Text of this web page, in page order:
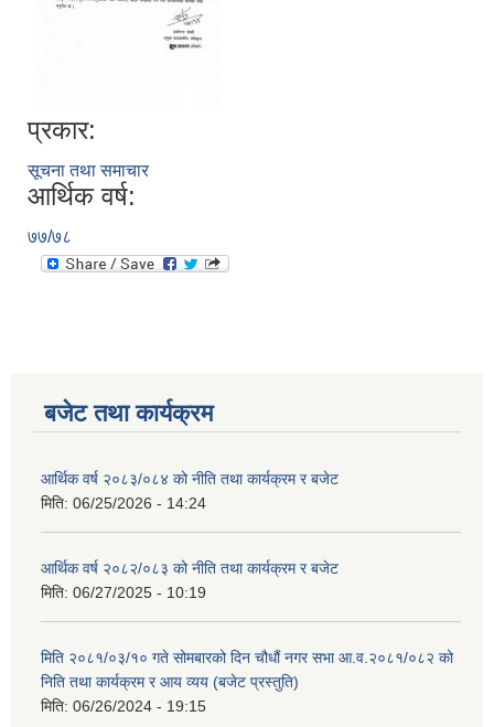
प्रकार:
सूचना तथा समाचार
आर्थिक वर्ष:
७७/७८
बजेट तथा कार्यक्रम
आर्थिक वर्ष २०८३/०८४ को नीति तथा कार्यक्रम र बजेट
मिति: 06/25/2026 - 14:24
आर्थिक वर्ष २०८२/०८३ को नीति तथा कार्यक्रम र बजेट
मिति: 06/27/2025 - 10:19
मिति २०८१/०३/१० गते सोमबारको दिन चौधौं नगर सभा आ.व.२०८१/०८२ को
निति तथा कार्यक्रम र आय व्यय (बजेट प्रस्तुति)
मिति: 06/26/2024 - 19:15